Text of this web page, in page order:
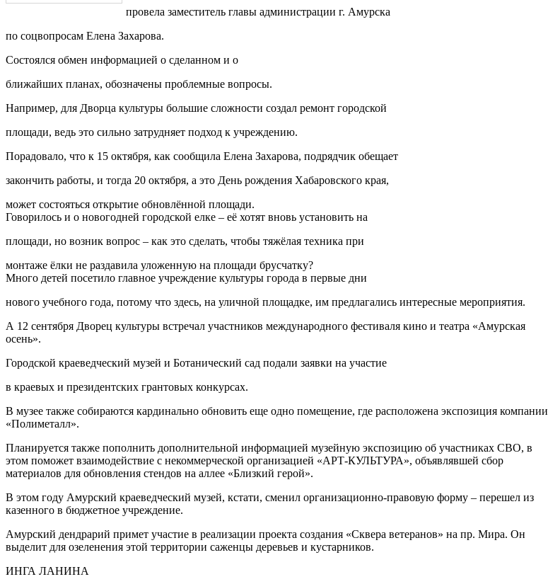
провела заместитель главы администрации г. Амурска
по соцвопросам Елена Захарова.
Состоялся обмен информацией о сделанном и о
ближайших планах, обозначены проблемные вопросы.
Например, для Дворца культуры большие сложности создал ремонт городской
площади, ведь это сильно затрудняет подход к учреждению.
Порадовало, что к 15 октября, как сообщила Елена Захарова, подрядчик обещает
закончить работы, и тогда 20 октября, а это День рождения Хабаровского края,
может состояться открытие обновлённой площади.
Говорилось и о новогодней городской елке – её хотят вновь установить на
площади, но возник вопрос – как это сделать, чтобы тяжёлая техника при
монтаже ёлки не раздавила уложенную на площади брусчатку?
Много детей посетило главное учреждение культуры города в первые дни
нового учебного года, потому что здесь, на уличной площадке, им предлагались интересные мероприятия.
А 12 сентября Дворец культуры встречал участников международного фестиваля кино и театра «Амурская
осень».
Городской краеведческий музей и Ботанический сад подали заявки на участие
в краевых и президентских грантовых конкурсах.
В музее также собираются кардинально обновить еще одно помещение, где расположена экспозиция компании
«Полиметалл».
Планируется также пополнить дополнительной информацией музейную экспозицию об участниках СВО, в
этом поможет взаимодействие с некоммерческой организацией «АРТ-КУЛЬТУРА», объявлявшей сбор
материалов для обновления стендов на аллее «Близкий герой».
В этом году Амурский краеведческий музей, кстати, сменил организационно-правовую форму – перешел из
казенного в бюджетное учреждение.
Амурский дендрарий примет участие в реализации проекта создания «Сквера ветеранов» на пр. Мира. Он
выделит для озеленения этой территории саженцы деревьев и кустарников.
ИНГА ЛАНИНА